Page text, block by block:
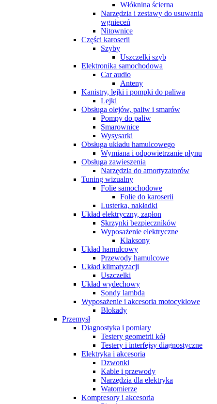
Włóknina ścierna
Narzędzia i zestawy do usuwania
wgnieceń
Nitownice
Części karoserii
Szyby
Uszczelki szyb
Elektronika samochodowa
Car audio
Anteny
Kanistry, lejki i pompki do paliwa
Lejki
Obsługa olejów, paliw i smarów
Pompy do paliw
Smarownice
Wysysarki
Obsługa układu hamulcowego
Wymiana i odpowietrzanie płynu
Obsługa zawieszenia
Narzędzia do amortyzatorów
Tuning wizualny
Folie samochodowe
Folie do karoserii
Lusterka, nakładki
Układ elektryczny, zapłon
Skrzynki bezpieczników
Wyposażenie elektryczne
Klaksony
Układ hamulcowy
Przewody hamulcowe
Układ klimatyzacji
Uszczelki
Układ wydechowy
Sondy lambda
Wyposażenie i akcesoria motocyklowe
Blokady
Przemysł
Diagnostyka i pomiary
Testery geometrii kół
Testery i interfejsy diagnostyczne
Elektryka i akcesoria
Dzwonki
Kable i przewody
Narzędzia dla elektryka
Watomierze
Kompresory i akcesoria